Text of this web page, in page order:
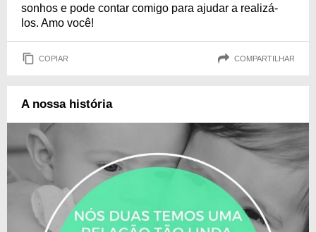
sonhos e pode contar comigo para ajudar a realizá-
los. Amo você!
COPIAR COMPARTILHAR
A nossa história